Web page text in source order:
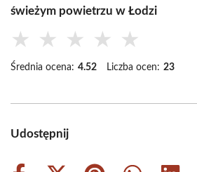
świeżym powietrzu w Łodzi
★ ★ ★ ★ ★
Średnia ocena: 4.52 Liczba ocen: 23
Udostępnij